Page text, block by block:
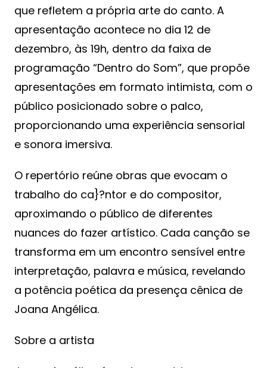
que refletem a própria arte do canto. A
apresentação acontece no dia 12 de
dezembro, às 19h, dentro da faixa de
programação “Dentro do Som”, que propõe
apresentações em formato intimista, com o
público posicionado sobre o palco,
proporcionando uma experiência sensorial
e sonora imersiva.
O repertório reúne obras que evocam o
trabalho do ca}?ntor e do compositor,
aproximando o público de diferentes
nuances do fazer artístico. Cada canção se
transforma em um encontro sensível entre
interpretação, palavra e música, revelando
a potência poética da presença cênica de
Joana Angélica.
Sobre a artista